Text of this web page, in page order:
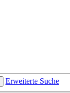
Erweiterte Suche